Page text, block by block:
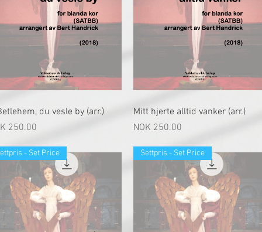
快速瀏覽
du vesle by (arr.)
250.00
快速瀏覽
Mitt hjerte alltid vanker (arr.)
價格
NOK 250.00
- Set Price Settpris - Set Price